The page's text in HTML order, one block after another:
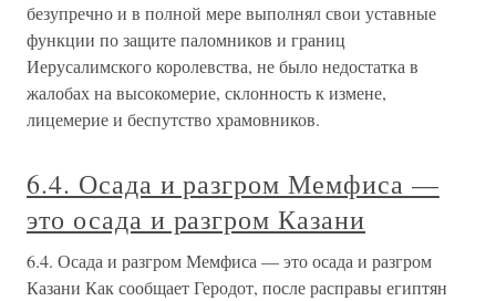
безупречно и в полной мере выполнял свои уставные
функции по защите паломников и границ
Иерусалимского королевства, не было недостатка в
жалобах на высокомерие, склонность к измене,
лицемерие и беспутство храмовников.
6.4. Осада и разгром Мемфиса —
это осада и разгром Казани
6.4. Осада и разгром Мемфиса — это осада и разгром
Казани Как сообщает Геродот, после расправы египтян